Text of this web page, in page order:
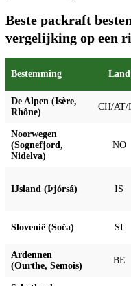
Beste packraft
vergelijking op een
Bestemming Land
De Alpen (Isère,
Rhône)
CH/AT/
Noorwegen
(Sognefjord,
Nidelva)
NO
IJsland (Þjórsá) IS
Slovenië (Soča) SI
Ardennen
(Ourthe, Semois)
BE